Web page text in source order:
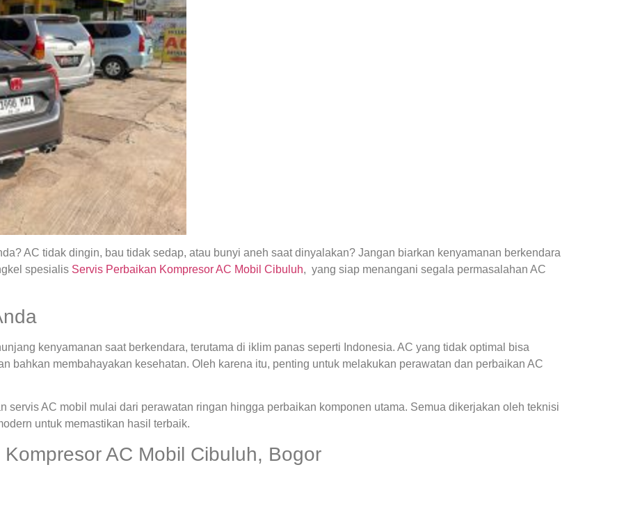
AC tidak dingin, bau tidak sedap, atau bunyi aneh saat dinyalakan? Jangan biarkan kenyamanan berkendara
spesialis Servis Perbaikan Kompresor AC Mobil Cibuluh, yang siap menangani segala permasalahan AC
kenyamanan saat berkendara, terutama di iklim panas seperti Indonesia. AC yang tidak optimal bisa
bahkan membahayakan kesehatan. Oleh karena itu, penting untuk melakukan perawatan dan perbaikan AC
servis AC mobil mulai dari perawatan ringan hingga perbaikan komponen utama. Semua dikerjakan oleh teknisi
untuk memastikan hasil terbaik.
AC Mobil Cibuluh, Bogor